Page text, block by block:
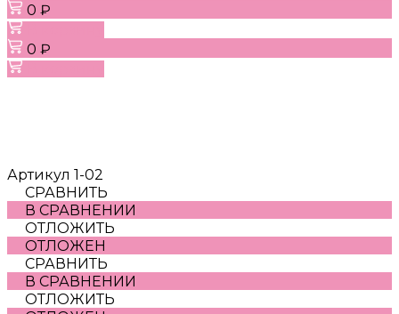
0 ₽
0 ₽
Артикул 1-02
СРАВНИТЬ
В СРАВНЕНИИ
ОТЛОЖИТЬ
ОТЛОЖЕН
СРАВНИТЬ
В СРАВНЕНИИ
ОТЛОЖИТЬ